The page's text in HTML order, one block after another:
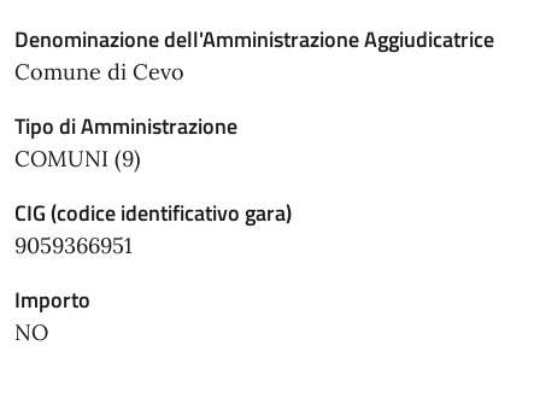
Denominazione dell'Amministrazione Aggiudicatrice
Comune di Cevo
Tipo di Amministrazione
COMUNI (9)
CIG (codice identificativo gara)
9059366951
Importo
NO